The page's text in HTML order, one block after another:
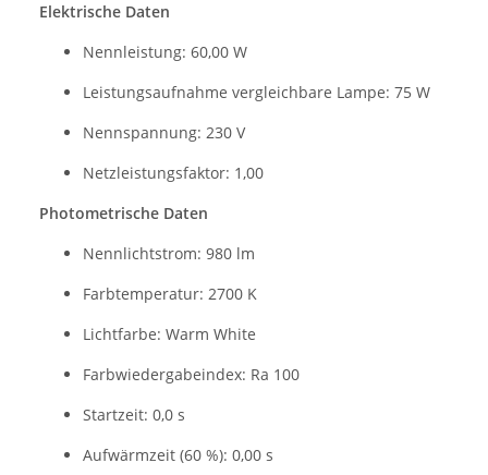
Elektrische Daten
Nennleistung: 60,00 W
Leistungsaufnahme vergleichbare Lampe: 75 W
Nennspannung: 230 V
Netzleistungsfaktor: 1,00
Photometrische Daten
Nennlichtstrom: 980 lm
Farbtemperatur: 2700 K
Lichtfarbe: Warm White
Farbwiedergabeindex: Ra 100
Startzeit: 0,0 s
Aufwärmzeit (60 %): 0,00 s